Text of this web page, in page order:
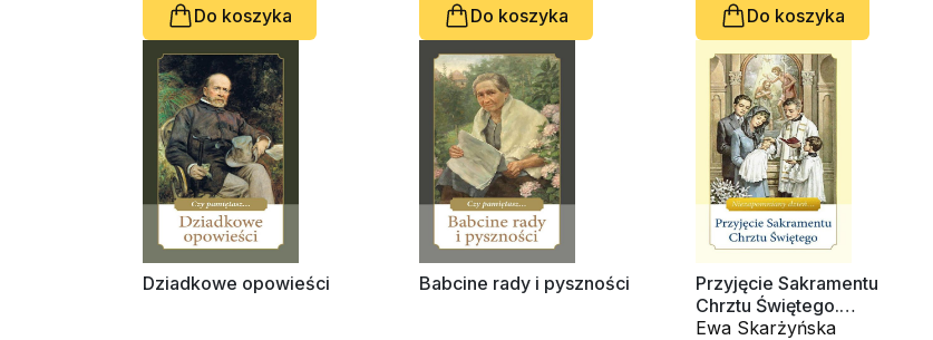
Do koszyka
Do koszyka
Do koszyka
Dziadkowe opowieści Babcine rady i pyszności
Przyjęcie Sakramentu
Chrztu Świętego.
Niezapomniany dzień
Ewa Skarżyńska